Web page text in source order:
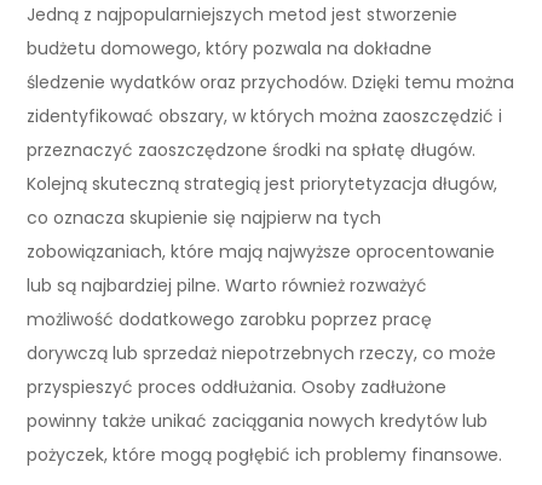
Jedną z najpopularniejszych metod jest stworzenie
budżetu domowego, który pozwala na dokładne
śledzenie wydatków oraz przychodów. Dzięki temu można
zidentyfikować obszary, w których można zaoszczędzić i
przeznaczyć zaoszczędzone środki na spłatę długów.
Kolejną skuteczną strategią jest priorytetyzacja długów,
co oznacza skupienie się najpierw na tych
zobowiązaniach, które mają najwyższe oprocentowanie
lub są najbardziej pilne. Warto również rozważyć
możliwość dodatkowego zarobku poprzez pracę
dorywczą lub sprzedaż niepotrzebnych rzeczy, co może
przyspieszyć proces oddłużania. Osoby zadłużone
powinny także unikać zaciągania nowych kredytów lub
pożyczek, które mogą pogłębić ich problemy finansowe.